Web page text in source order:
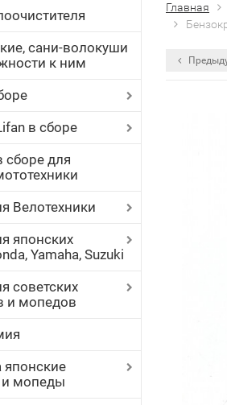
сани-волокуши
к ним
в сборе
сборе для
Велотехники
японских
Yamaha, Suzuki
советских
и мопедов
японские
мопеды
Главная